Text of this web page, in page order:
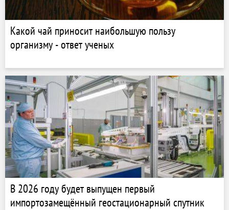
Какой чай приносит наибольшую пользу
организму - ответ ученых
В 2026 году будет выпущен первый
импортозамещённый геостационарный спутник